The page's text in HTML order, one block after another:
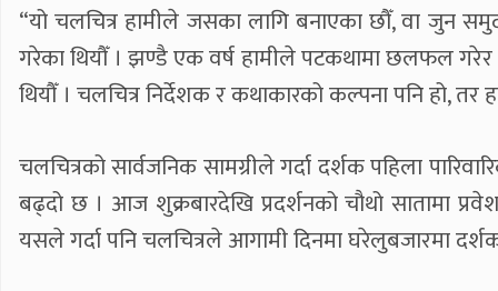
“यो चलचित्र हामीले जसका लागि बनाएका छौँ, वा जुन
गरेका थियौँ । झण्डै एक वर्ष हामीले पटकथामा छलफल गरेर
थियौँ । चलचित्र निर्देशक र कथाकारको कल्पना पनि हो, तर
चलचित्रको सार्वजनिक सामग्रीले गर्दा दर्शक पहिला
बढ्दो छ । आज शुक्रबारदेखि प्रदर्शनको चौथो सातामा
यसले गर्दा पनि चलचित्रले आगामी दिनमा घरेलुबजारमा